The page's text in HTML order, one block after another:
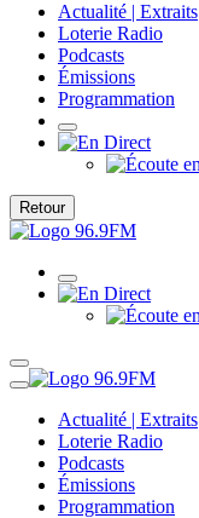
Actualité | Extraits
Loterie Radio
Podcasts
Émissions
Programmation
Retour
Actualité | Extraits
Loterie Radio
Podcasts
Émissions
Programmation